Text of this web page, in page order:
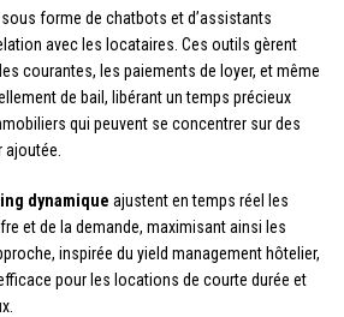
forme de chatbots et d’assistants
avec les locataires. Ces outils gèrent
courantes, les paiements de loyer, et même
de bail, libérant un temps précieux
qui peuvent se concentrer sur des
dynamique ajustent en temps réel les
et de la demande, maximisant ainsi les
inspirée du yield management hôtelier,
pour les locations de courte durée et